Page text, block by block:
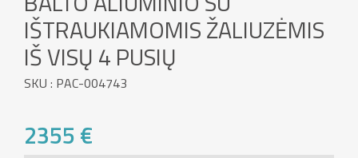
IŠTRAUKIAMOMIS ŽALIUZĖMIS
IŠ VISŲ 4 PUSIŲ
SKU : PAC-004743
2355 €